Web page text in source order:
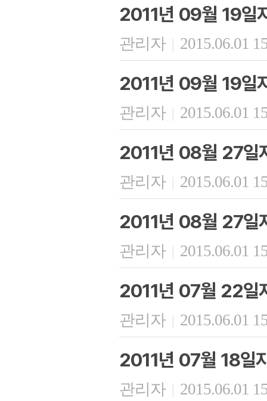
2011년 09월 19일
관리자 | 2015.06.01
2011년 09월 19일
관리자 | 2015.06.01
2011년 08월 27일
관리자 | 2015.06.01
2011년 08월 27일
관리자 | 2015.06.01
2011년 07월 22일
관리자 | 2015.06.01
2011년 07월 18일
관리자 | 2015.06.01